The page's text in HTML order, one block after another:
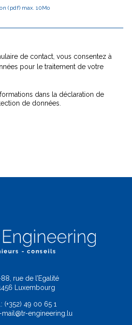
(pdf) max. 10Mo
de contact, vous consentez à
pour le traitement de votre
dans la déclaration de
de données.
rue de l’Egalité
1456 Luxembourg
(+352) 49 00 65 1
mail@tr-engineering.lu